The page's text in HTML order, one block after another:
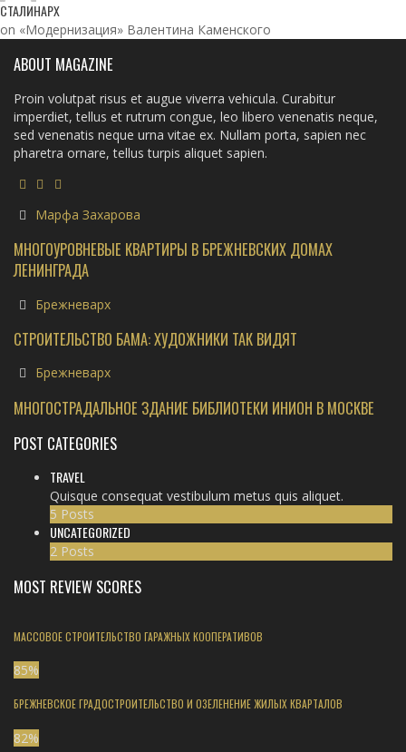
СТАЛИНАРХ
on «Модернизация» Валентина Каменского
ABOUT MAGAZINE
Proin volutpat risus et augue viverra vehicula. Curabitur
imperdiet, tellus et rutrum congue, leo libero venenatis neque,
sed venenatis neque urna vitae ex. Nullam porta, sapien nec
pharetra ornare, tellus turpis aliquet sapien.
Марфа Захарова
МНОГОУРОВНЕВЫЕ КВАРТИРЫ В БРЕЖНЕВСКИХ ДОМАХ
ЛЕНИНГРАДА
Брежневарх
СТРОИТЕЛЬСТВО БАМА: ХУДОЖНИКИ ТАК ВИДЯТ
Брежневарх
МНОГОСТРАДАЛЬНОЕ ЗДАНИЕ БИБЛИОТЕКИ ИНИОН В МОСКВЕ
POST CATEGORIES
TRAVEL
Quisque consequat vestibulum metus quis aliquet.
5 Posts
UNCATEGORIZED
2 Posts
MOST REVIEW SCORES
МАССОВОЕ СТРОИТЕЛЬСТВО ГАРАЖНЫХ КООПЕРАТИВОВ
85%
БРЕЖНЕВСКОЕ ГРАДОСТРОИТЕЛЬСТВО И ОЗЕЛЕНЕНИЕ ЖИЛЫХ КВАРТАЛОВ
82%